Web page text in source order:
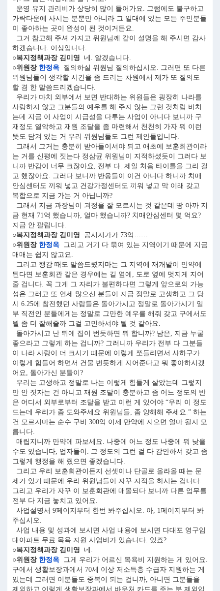
운영 유지 관리비가 상당히 많이 들어가요. 그럼에도 불구하고
가락타운에 사시는 분뿐만 아니라 그 일대에 있는 모든 주민분들
이 좋아하는 곳이 완성이 된 것이거든요.
그거 참고해 주셔 가지고 위원님께 같이 설명을 해 주시면 감사
하겠습니다. 이상입니다.
○복지정책과장 김미영 네. 알겠습니다.
○위원장 한정옥 질의하실 위원님 질의하십시오. 그러면 또 다른
위원님들이 생각할 시간을 좀 드리는 차원에서 제가 또 질의도
할 겸 한 말씀드리겠습니다.
우리가 마치 외부에서 보면 반대하는 위원들은 굉장히 나라를
사랑하지 않고 그분들의 예우를 해 주지 않는 그런 것처럼 비치
는데 지금 이 사업이 시급성을 다투는 사업이 아니다 보니까 구
재정도 열악하고 재원 조달을 좀 마련해서 천천히 가자 뭐 이런
뜻도 담겨 있는 거 우리 위원님들도 그런 제안들입니다.
그래서 그거는 충분히 받아들이셔야 되고 애초에 보훈회관이라
는 거를 신평에 짓는다 정삼균 위원님이 지적하셨듯이 그러다 보
니까 반감이 너무 크잖아요, 전부 다. 제일 처음 타이틀을 그리 걸
고 했잖아요. 그러다 보니까 반응들이 이건 아니다 하니까 치매
안심센터도 끼워 넣고 건강가정센터도 끼워 넣고 막 이래 갖고
복합으로 지금 가는 거 아닙니까?
그래서 지금 과장님이 괴정을 잘 모르시는 것 같은데 땅 아까 지
금 현재 71억 했습니까, 얼마 했습니까? 치매안심센터 몇 억요?
지금 안 팔립니다.
○복지정책과장 김미영 공시지가가 73억……
○위원장 한정옥 그리고 거기 다 묶여 있는 지역이기 때문에 지금
매매는 쉽지 않고요.
그리고 행감 때도 말씀드렸지마는 그 지역에 재개발이 만약에
된다면 보훈회관 같은 경우에는 길 옆에, 도로 옆에 멋지게 지어
줄 겁니다. 꼭 그게 그 자리가 불편하다면 그렇게 앞으로의 가능
성은 그러고 또 연세 많으신 분들이 지금 정말로 고생하고 그 당
시 6.25에 참전했던 사람들은 돌아가시고 정말로 돌아가시기 일
부 직전인 분들에게는 정말로 그만한 예우를 해줘 갖고 구에서도
뭘 좀 더 잘해줄까 그걸 고민하셔야 될 것 같아요.
돌아가시고 난 뒤에 집이 번듯하면 뭐 합니까? 남은, 지금 누굴
좋으라고 그렇게 하는 겁니까? 그러니까 우리가 전부 다 그분들
이 나라 사랑이 더 크시기 때문에 이렇게 쪼들리면서 사하구가
이렇게 힘들어 하면서 건물 번듯하게 지어준다고 뭐 좋아하시겠
어요, 돌아가신 분들이?
우리는 고생하고 정말로 나는 이렇게 힘들게 살았는데 그렇지
만 안 짓자는 건 아니고 재원 조달이 충분하고 좀 어느 정도의 반
은 어디서 외부로부터 조달을 받고 이런 게 있어야 “우리 이 정도
드는데 우리가 좀 도와주세요 위원님들, 좀 양해해 주세요.” 하는
건 모르지마는 순수 구비 300억 이제 만약에 지으면 얼마 될지 모
릅니다.
매립지니까 만약에 파보세요. 나중에 어느 정도 나중에 뭐 낮을
수도 있습니다, 업자들이. 그 정도의 그런 걸 다 감안하셔 갖고 좀
그렇게 행정을 해 줬으면 좋겠습니다.
그리고 우리 보훈회관이든지 선셋이나 단골로 올라올 때는 문
제가 있기 때문에 우리 위원님들이 자꾸 지적을 하시는 겁니다.
그리고 우리가 자꾸 이 보훈회관에 매몰되다 보니까 다른 업무를
전부 다 지금 놓치고 있어요.
사업설명서 9페이지부터 한번 봐주십시오. 아, 1페이지부터 봐
주십시오.
사업 내용 및 성과에 보시면 사업 내용에 보시면 다대포 영구임
대아파트 무료 목욕 지원 사업비가 있습니다. 있죠?
○복지정책과장 김미영 네.
○위원장 한정옥 그게 우리가 어르신 목욕비 지원하는 게 있어요.
구에서 생활보장과에서 70세 이상 저소득층 수급자 지원하는 게
있는데 그러면 이분들도 중복이 되는 겁니까, 아니면 그분들을
제외하고 이렇게 생활보장과에서 바우처 카드를 주는 분 제외입